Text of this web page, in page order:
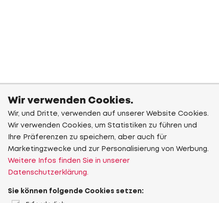
Wir verwenden Cookies.
Wir, und Dritte, verwenden auf unserer Website Cookies.
Wir verwenden Cookies, um Statistiken zu führen und
Ihre Präferenzen zu speichern, aber auch für
Marketingzwecke und zur Personalisierung von Werbung.
Weitere Infos finden Sie in unserer
Datenschutzerklärung.
Sie können folgende Cookies setzen: